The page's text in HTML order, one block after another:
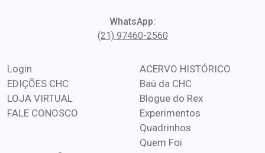
WhatsApp:
(21) 97460-2560
Login
EDIÇÕES CHC
LOJA VIRTUAL
FALE CONOSCO
ACERVO HISTÓRICO
Baú da CHC
Blogue do Rex
Experimentos
Quadrinhos
Quem Foi